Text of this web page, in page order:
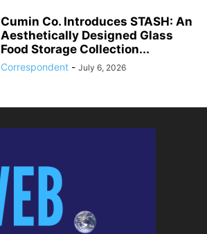
Cumin Co. Introduces STASH: An
Aesthetically Designed Glass
Food Storage Collection...
Correspondent - July 6, 2026